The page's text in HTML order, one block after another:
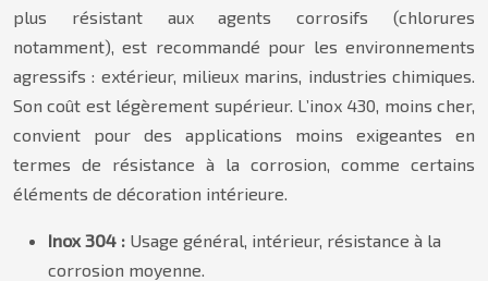
plus résistant aux agents corrosifs (chlorures
notamment), est recommandé pour les environnements
agressifs : extérieur, milieux marins, industries chimiques.
Son coût est légèrement supérieur. L’inox 430, moins cher,
convient pour des applications moins exigeantes en
termes de résistance à la corrosion, comme certains
éléments de décoration intérieure.
Inox 304 : Usage général, intérieur, résistance à la
corrosion moyenne.